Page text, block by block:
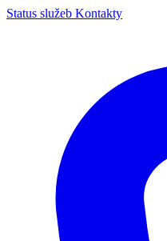
Status služeb Kontakty